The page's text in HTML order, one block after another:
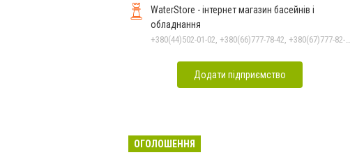
WaterStore - інтернет магазин басейнів і
обладнання
+380(44)502-01-02, +380(66)777-78-42, +380(67)777-82-19, +380(67)890-80-80, +380(73)890-80-80, +380(44)502-01-03
Додати підприємство
ОГОЛОШЕННЯ